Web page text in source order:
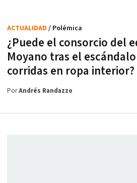
¿Puede el consorcio del
Moyano tras el
corridas en ropa interior?
ACTUALIDAD / Polémica
PorAndrés Randazzo